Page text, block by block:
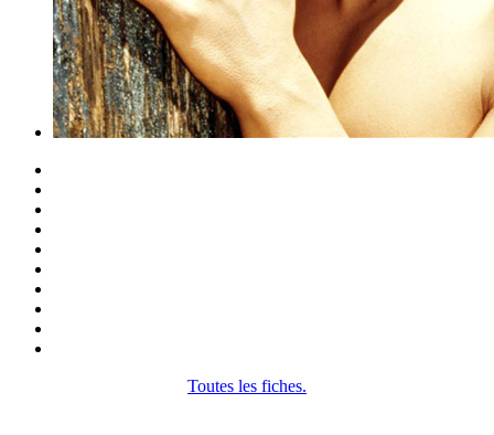
Toutes les fiches.